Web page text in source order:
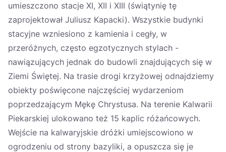
umieszczono stacje XI, XII i XIII (świątynię tę
zaprojektował Juliusz Kapacki). Wszystkie budynki
stacyjne wzniesiono z kamienia i cegły, w
przeróżnych, często egzotycznych stylach -
nawiązujących jednak do budowli znajdujących się w
Ziemi Świętej. Na trasie drogi krzyżowej odnajdziemy
obiekty poświęcone najczęściej wydarzeniom
poprzedzającym Mękę Chrystusa. Na terenie Kalwarii
Piekarskiej ulokowano też 15 kaplic różańcowych.
Wejście na kalwaryjskie dróżki umiejscowiono w
ogrodzeniu od strony bazyliki, a opuszcza się je